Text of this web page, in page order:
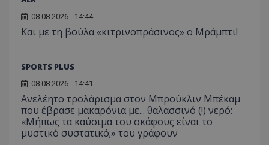
08.08.2026 - 14:44
Και με τη βούλα «κιτρινοπράσινος» ο Μράμπτι!
SPORTS PLUS
08.08.2026 - 14:41
Ανελέητο τρολάρισμα στον Μπρούκλιν Μπέκαμ
που έβρασε μακαρόνια με... θαλασσινό (!) νερό:
«Μήπως τα καύσιμα του σκάφους είναι το
μυστικό συστατικό;» του γράφουν